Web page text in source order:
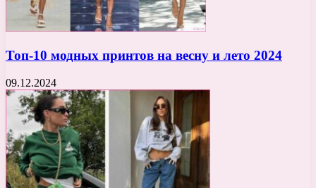
Топ-10 модных принтов на весну и лето 2024
09.12.2024